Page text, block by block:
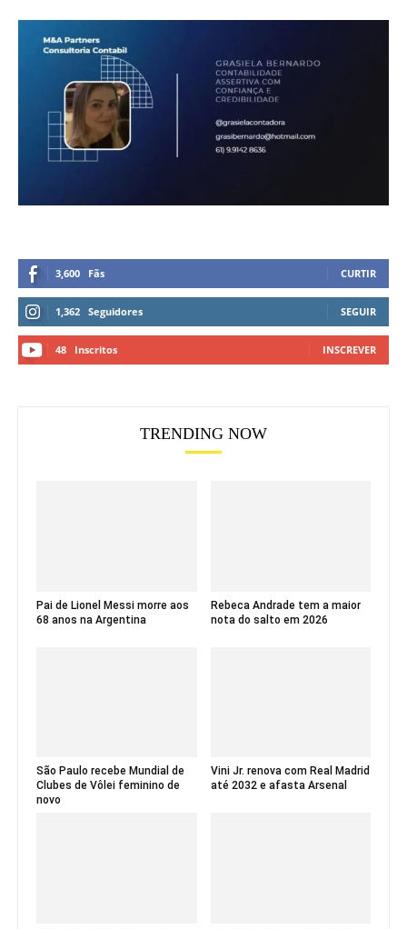
3,600 Fãs CURTIR
1,362 Seguidores SEGUIR
48 Inscritos INSCREVER
TRENDING NOW
Pai de Lionel Messi morre aos
68 anos na Argentina
Rebeca Andrade tem a maior
nota do salto em 2026
São Paulo recebe Mundial de
Clubes de Vôlei feminino de
novo
Vini Jr. renova com Real Madrid
até 2032 e afasta Arsenal